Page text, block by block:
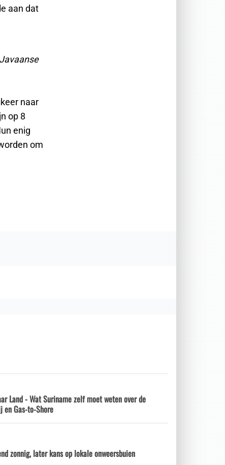
aan dat
naar
op 8
enig
om
Land - Wat Suriname zelf moet weten over de
en Gas-to-Shore
zonnig, later kans op lokale onweersbuien